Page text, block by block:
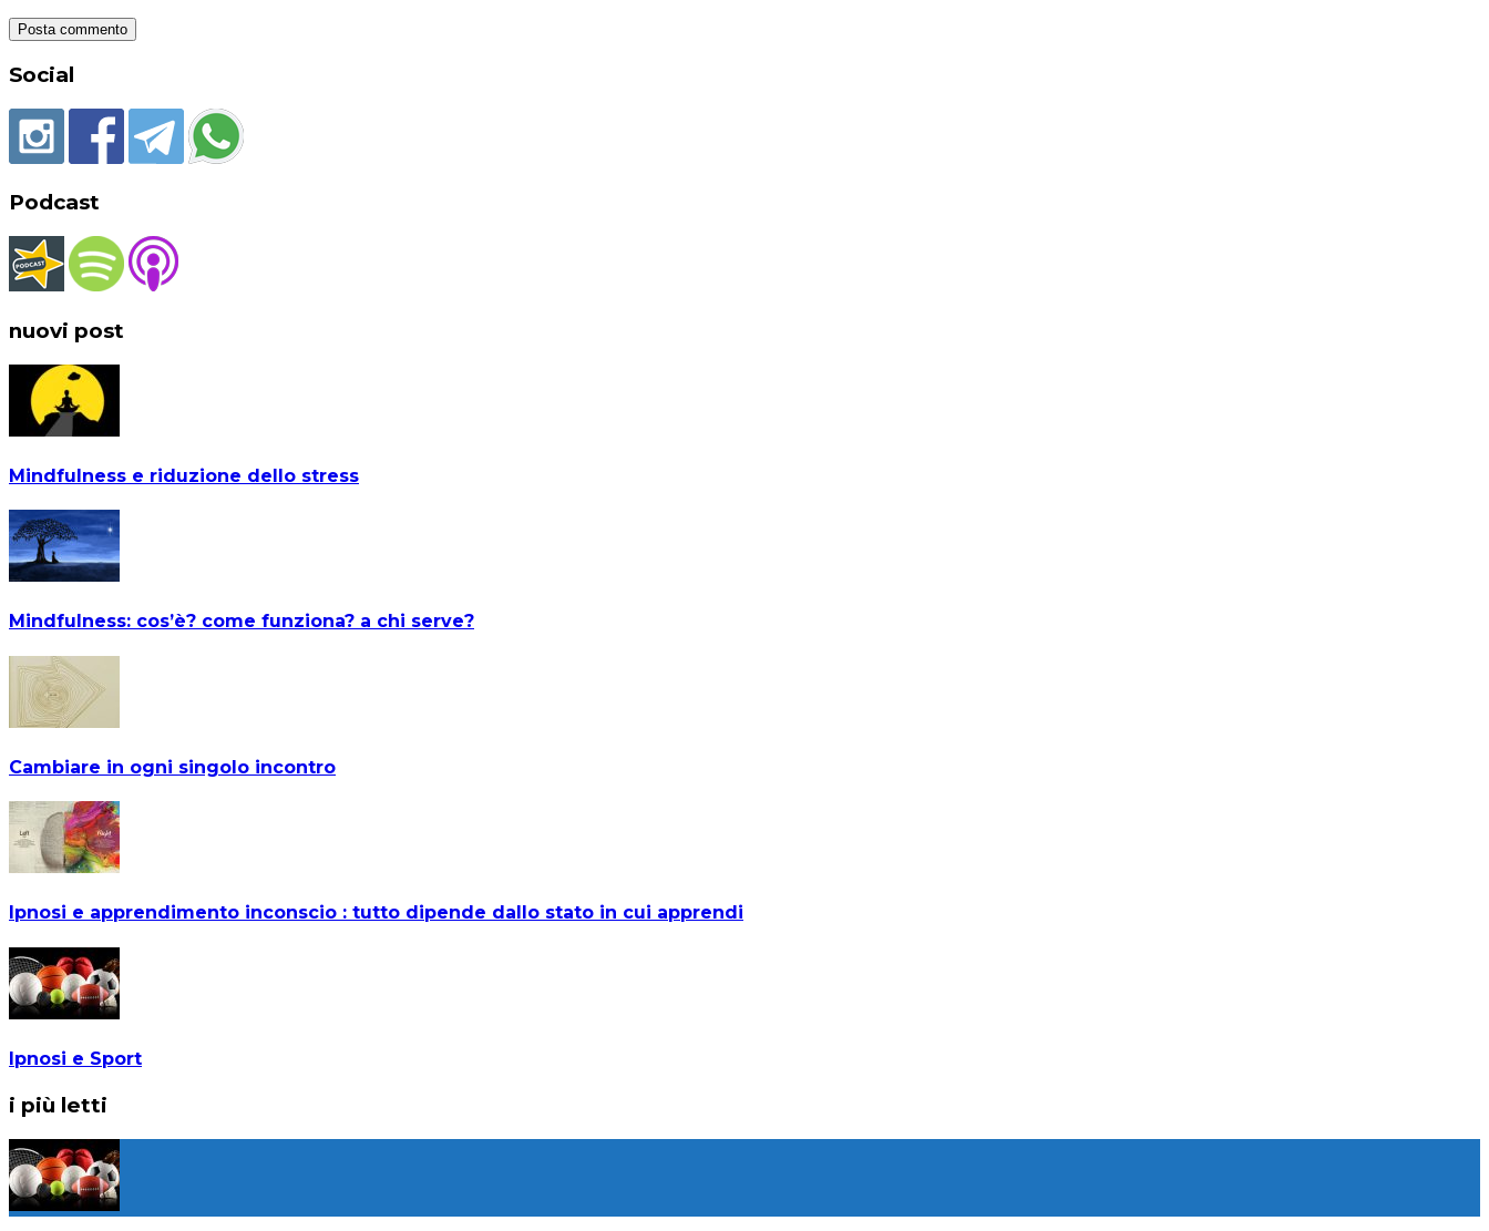
Social
Podcast
nuovi post
Mindfulness e riduzione dello stress
Mindfulness: cos’è? come funziona? a chi serve?
Cambiare in ogni singolo incontro
Ipnosi e apprendimento inconscio : tutto dipende dallo stato in cui apprendi
Ipnosi e Sport
i più letti